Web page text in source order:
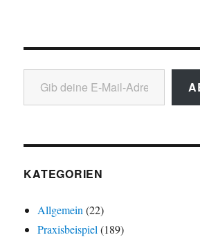
Gib deine E-Mail-Adresse ein ...
KATEGORIEN
Allgemein(22)
Praxisbeispiel(189)